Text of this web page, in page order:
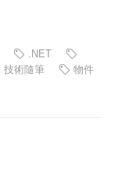
.NET
技術隨筆
物件